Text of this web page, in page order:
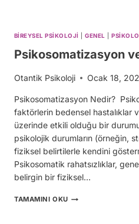
BIREYSEL PSIKOLOJI |GENEL |
Psikosomatizasyon
Otantik Psikoloji Ocak 18,
Psikosomatizasyon Nedir?
faktörlerin bedensel hastalıklar
üzerinde etkili olduğu bir
psikolojik durumların (örneğin,
fiziksel belirtilerle kendini
Psikosomatik rahatsızlıklar,
belirgin bir fiziksel…
TAMAMINI OKU